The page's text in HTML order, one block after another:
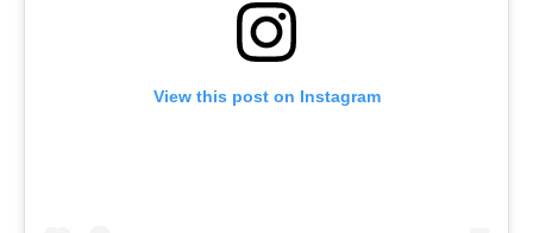
View this post on Instagram